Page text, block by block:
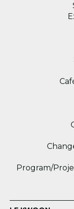
Program/